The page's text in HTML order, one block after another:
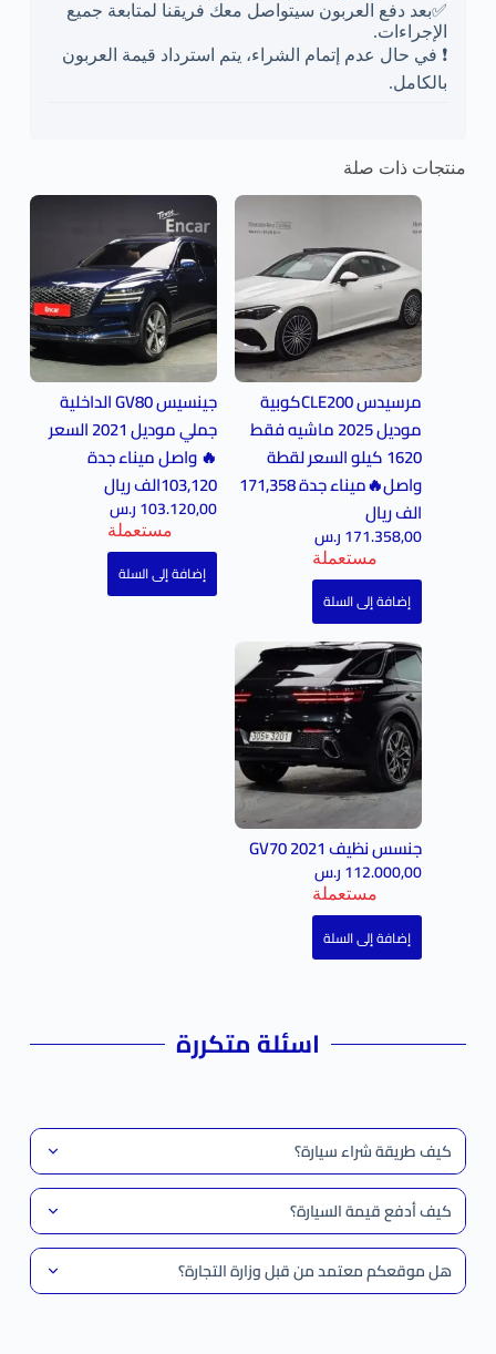
✅بعد دفع العربون سيتواصل معك فريقنا لمتابعة جميع
الإجراءات.
❗ في حال عدم إتمام الشراء، يتم استرداد قيمة العربون
بالكامل.
منتجات ذات صلة
مرسيدس CLE200كوبية
موديل 2025 ماشيه فقط
1620 كيلو السعر لقطة
واصل🔥ميناء جدة 171,358
الف ريال
171.358,00ر.س
مستعملة
إضافة إلى السلة
جينسيس GV80 الداخلية
جملي موديل 2021 السعر
🔥 واصل ميناء جدة
103,120الف ريال
103.120,00ر.س
مستعملة
إضافة إلى السلة
جنسس نظيف GV70 2021
112.000,00ر.س
مستعملة
إضافة إلى السلة
اسئلة متكررة
كيف طريقة شراء سيارة؟
كيف أدفع قيمة السيارة؟
هل موقعكم معتمد من قبل وزارة التجارة؟